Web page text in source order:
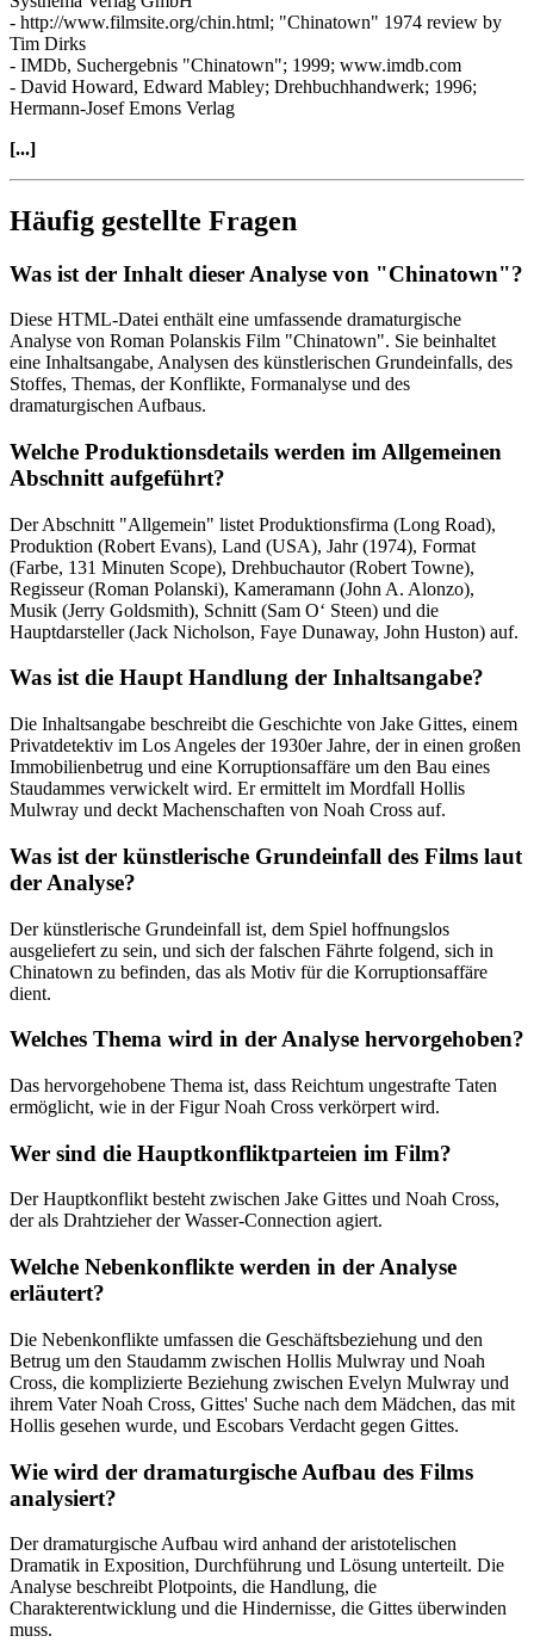
- http://www.filmsite.org/chin.html; "Chinatown" 1974 review by
Tim Dirks
- IMDb, Suchergebnis "Chinatown"; 1999; www.imdb.com
- David Howard, Edward Mabley; Drehbuchhandwerk; 1996;
Hermann-Josef Emons Verlag
[...]
Häufig gestellte Fragen
Was ist der Inhalt dieser Analyse von "Chinatown"?
Diese HTML-Datei enthält eine umfassende dramaturgische
Analyse von Roman Polanskis Film "Chinatown". Sie beinhaltet
eine Inhaltsangabe, Analysen des künstlerischen Grundeinfalls, des
Stoffes, Themas, der Konflikte, Formanalyse und des
dramaturgischen Aufbaus.
Welche Produktionsdetails werden im Allgemeinen
Abschnitt aufgeführt?
Der Abschnitt "Allgemein" listet Produktionsfirma (Long Road),
Produktion (Robert Evans), Land (USA), Jahr (1974), Format
(Farbe, 131 Minuten Scope), Drehbuchautor (Robert Towne),
Regisseur (Roman Polanski), Kameramann (John A. Alonzo),
Musik (Jerry Goldsmith), Schnitt (Sam O‘ Steen) und die
Hauptdarsteller (Jack Nicholson, Faye Dunaway, John Huston) auf.
Was ist die Haupt Handlung der Inhaltsangabe?
Die Inhaltsangabe beschreibt die Geschichte von Jake Gittes, einem
Privatdetektiv im Los Angeles der 1930er Jahre, der in einen großen
Immobilienbetrug und eine Korruptionsaffäre um den Bau eines
Staudammes verwickelt wird. Er ermittelt im Mordfall Hollis
Mulwray und deckt Machenschaften von Noah Cross auf.
Was ist der künstlerische Grundeinfall des Films laut
der Analyse?
Der künstlerische Grundeinfall ist, dem Spiel hoffnungslos
ausgeliefert zu sein, und sich der falschen Fährte folgend, sich in
Chinatown zu befinden, das als Motiv für die Korruptionsaffäre
dient.
Welches Thema wird in der Analyse hervorgehoben?
Das hervorgehobene Thema ist, dass Reichtum ungestrafte Taten
ermöglicht, wie in der Figur Noah Cross verkörpert wird.
Wer sind die Hauptkonfliktparteien im Film?
Der Hauptkonflikt besteht zwischen Jake Gittes und Noah Cross,
der als Drahtzieher der Wasser-Connection agiert.
Welche Nebenkonflikte werden in der Analyse
erläutert?
Die Nebenkonflikte umfassen die Geschäftsbeziehung und den
Betrug um den Staudamm zwischen Hollis Mulwray und Noah
Cross, die komplizierte Beziehung zwischen Evelyn Mulwray und
ihrem Vater Noah Cross, Gittes' Suche nach dem Mädchen, das mit
Hollis gesehen wurde, und Escobars Verdacht gegen Gittes.
Wie wird der dramaturgische Aufbau des Films
analysiert?
Der dramaturgische Aufbau wird anhand der aristotelischen
Dramatik in Exposition, Durchführung und Lösung unterteilt. Die
Analyse beschreibt Plotpoints, die Handlung, die
Charakterentwicklung und die Hindernisse, die Gittes überwinden
muss.